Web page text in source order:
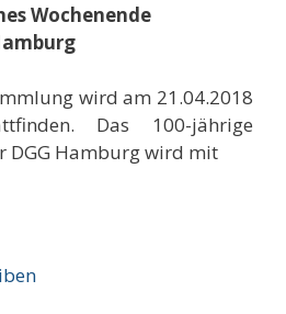
Wochenende
wird am 21.04.2018
Das 100-jährige
DGG Hamburg wird mit